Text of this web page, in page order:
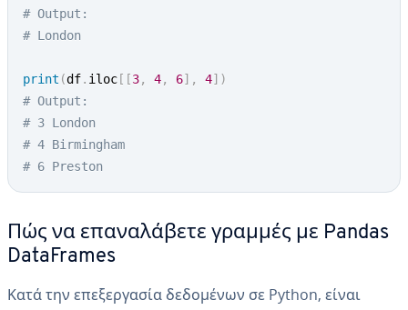
# Output:
# London
print (df. iloc [ [3, 4, 6] , 4] )
# Output:
# 3 London
# 4 Birmingham
# 6 Preston
Πώς να επαναλάβετε γραμμές με Pandas
DataFrames
Κατά την επεξεργασία δεδομένων σε Python, είναι